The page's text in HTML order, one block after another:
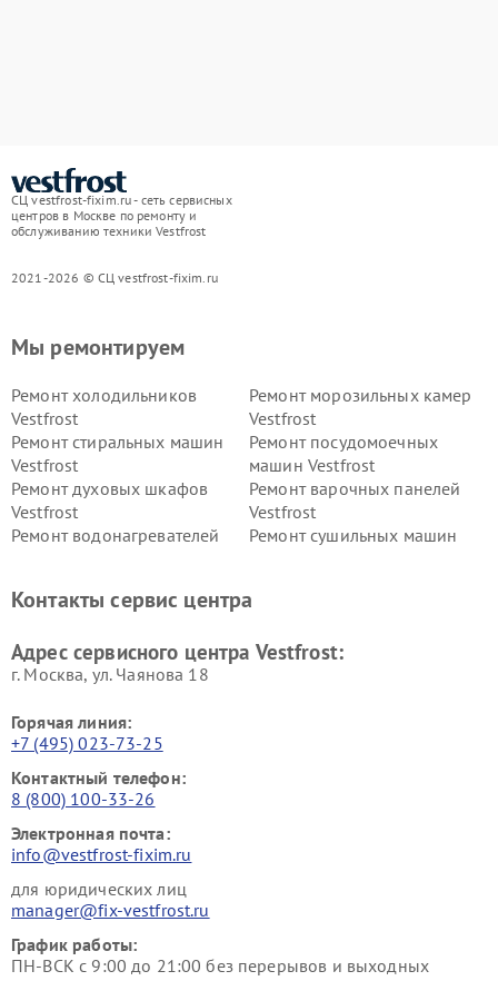
СЦ vestfrost-fixim.ru - сеть сервисных
центров в Москве по ремонту и
обслуживанию техники Vestfrost
2021-2026 © СЦ vestfrost-fixim.ru
Мы ремонтируем
Ремонт холодильников
Vestfrost
Ремонт морозильных камер
Vestfrost
Ремонт стиральных машин
Vestfrost
Ремонт посудомоечных
машин Vestfrost
Ремонт духовых шкафов
Vestfrost
Ремонт варочных панелей
Vestfrost
Ремонт водонагревателей
Ремонт сушильных машин
Vestfrost
Контакты сервис центра
Адрес сервисного центра Vestfrost:
г. Москва, ул. Чаянова 18
Горячая линия:
+7 (495) 023-73-25
Контактный телефон:
8 (800) 100-33-26
Электронная почта:
info@vestfrost-fixim.ru
для юридических лиц
manager@fix-vestfrost.ru
График работы:
ПН-ВСК с 9:00 до 21:00 без перерывов и выходных